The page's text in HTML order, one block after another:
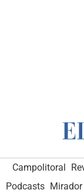
Campolitoral
Podcasts Mirador